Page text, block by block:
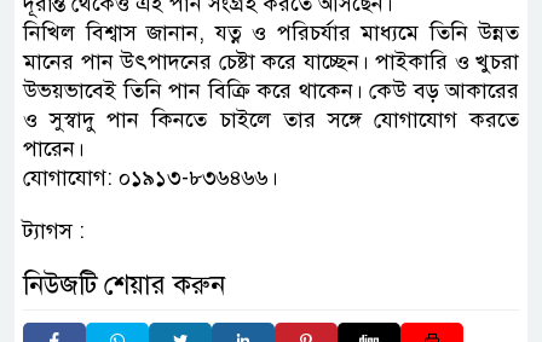
নিখিল বিশ্বাস জানান, যত্ন ও পরিচর্যার মাধ্যমে তিনি উন্নত
মানের পান উৎপাদনের চেষ্টা করে যাচ্ছেন। পাইকারি ও খুচরা
উভয়ভাবেই তিনি পান বিক্রি করে থাকেন। কেউ বড় আকারের
ও সুস্বাদু পান কিনতে চাইলে তার সঙ্গে যোগাযোগ করতে
পারেন।
যোগাযোগ: ০১৯১৩-৮৩৬৪৬৬।
ট্যাগস :
নিউজটি শেয়ার করুন